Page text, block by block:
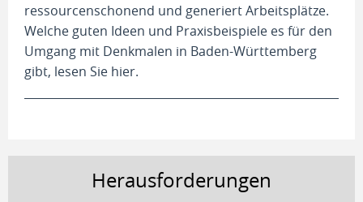
ressourcenschonend und generiert Arbeitsplätze.
Welche guten Ideen und Praxisbeispiele es für den
Umgang mit Denkmalen in Baden-Württemberg
gibt, lesen Sie hier.
Herausforderungen